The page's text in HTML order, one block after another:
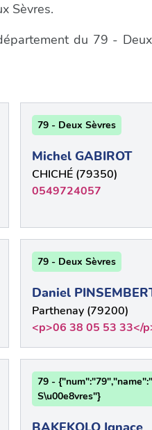
Sèvres.
du 79 - Deux
79 - Deux Sèvres
Michel GABIROT
CHICHÉ (79350)
0549724057
79 - Deux Sèvres
Daniel
Parthenay (79200)
<p>06 38 05 53 33</
79 -
S\u00e8vres"}